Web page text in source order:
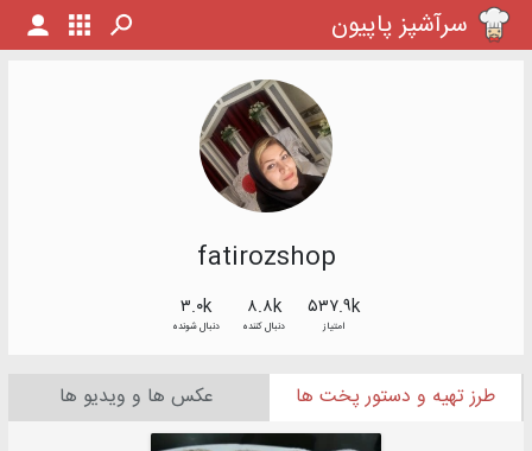
سرآشپز پاپیون
fatirozshop
۵۳۷.۹k
امتیاز
۸.۸k
دنبال کننده
۳.۰k
دنبال شونده
طرز تهیه و دستور پخت ها عکس ها و ویدیو ها